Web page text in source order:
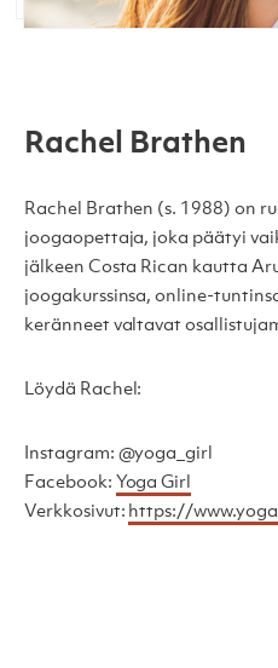
Rachel Brathen
Rachel Brathen (s. 1988) on
joogaopettaja, joka päätyi
jälkeen Costa Rican kautta
joogakurssinsa, online-
keränneet valtavat
Löydä Rachel:
Instagram: @yoga_girl
Facebook: Yoga Girl
Verkkosivut: https://